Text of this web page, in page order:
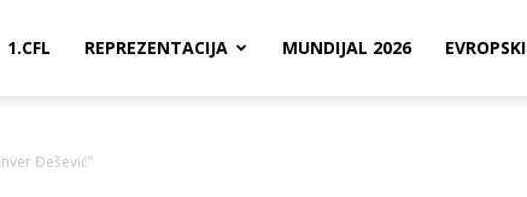
1.CFL REPREZENTACIJA MUNDIJAL 2026 EVROPSKI
Đešević”